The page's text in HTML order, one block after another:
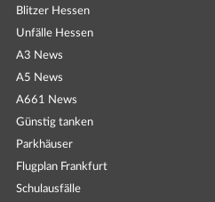
Blitzer Hessen
Unfälle Hessen
A3 News
A5 News
A661 News
Günstig tanken
Parkhäuser
Flugplan Frankfurt
Schulausfälle